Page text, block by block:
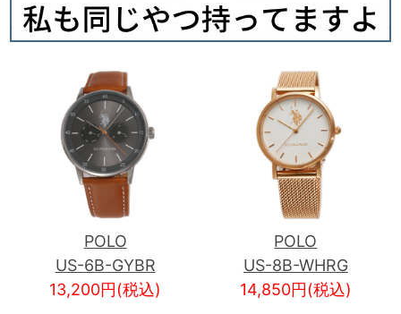
POLO
US-6B-GYBR
13,200円(税込)
POLO
US-8B-WHRG
14,850円(税込)